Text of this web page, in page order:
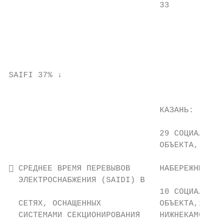
                               33
SAIFI 37% ↓
                               КАЗАНЬ:
29
ОБЪЕКТА,
 СРЕДНЕЕ ВРЕМЯ ПЕРЕВЫВОВ      НАБЕРЕЖНЫЕ
ЭЛЕКТРОСНАБЖЕНИЯ (SAIDI) В
10
СЕТЯХ, ОСНАЩЕННЫХ            ОБЪЕКТА,10
СИСТЕМАМИ СЕКЦИОНИРОВАНИЯ